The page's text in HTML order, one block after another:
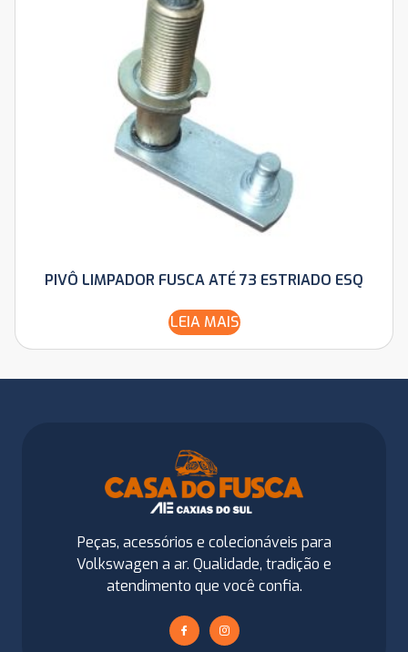
PIVÔ LIMPADOR FUSCA ATÉ 73 ESTRIADO ESQ
LEIA MAIS
Peças, acessórios e colecionáveis para
Volkswagen a ar. Qualidade, tradição e
atendimento que você confia.